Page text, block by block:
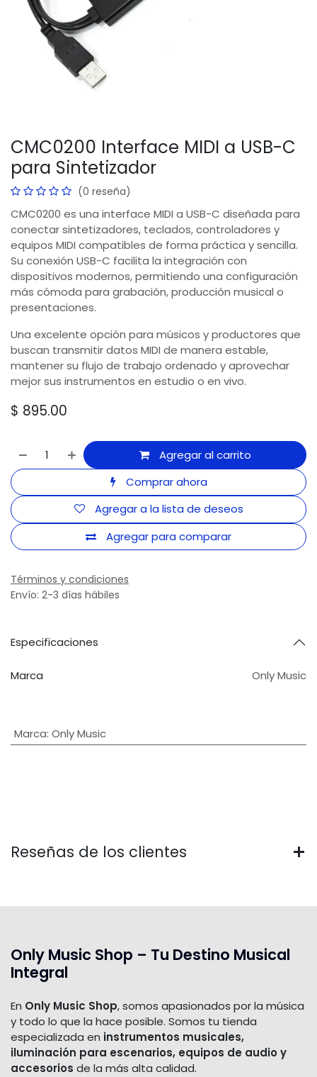
CMC0200 Interface MIDI a USB-C
para Sintetizador
(0 reseña)
CMC0200 es una interface MIDI a USB-C diseñada para
conectar sintetizadores, teclados, controladores y
equipos MIDI compatibles de forma práctica y sencilla.
Su conexión USB-C facilita la integración con
dispositivos modernos, permitiendo una configuración
más cómoda para grabación, producción musical o
presentaciones.
Una excelente opción para músicos y productores que
buscan transmitir datos MIDI de manera estable,
mantener su flujo de trabajo ordenado y aprovechar
mejor sus instrumentos en estudio o en vivo.
$ 895.00
Agregar al carrito
Comprar ahora
Agregar para comparar
Agregar a la lista de deseos
Términos y condiciones
Envío: 2-3 días hábiles
Especificaciones
Marca Only Music
Marca: Only Music
Reseñas de los clientes
Only Music Shop – Tu Destino Musical
Integral
En Only Music Shop, somos apasionados por la música
y todo lo que la hace posible. Somos tu tienda
especializada en instrumentos musicales,
iluminación para escenarios, equipos de audio y
accesorios de la más alta calidad.